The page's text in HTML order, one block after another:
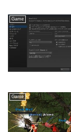
Game
Game